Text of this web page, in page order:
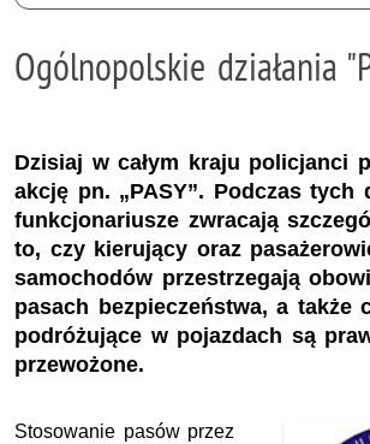
Ogólnopolskie działania
Dzisiaj w całym kraju policjanci
akcję pn. „PASY”. Podczas tych
funkcjonariusze zwracają
to, czy kierujący oraz
samochodów przestrzegają
pasach bezpieczeństwa, a także
podróżujące w pojazdach są
przewożone.
Stosowanie pasów przez